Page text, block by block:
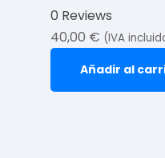
0 Reviews
40,00 € (IVA
Añadir al